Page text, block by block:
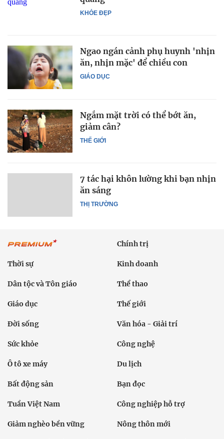
KHỎE ĐẸP
GIÁO DỤC
Ngao ngán cảnh phụ huynh 'nhịn
ăn, nhịn mặc' để chiều con
THẾ GIỚI
Ngắm mặt trời có thể bớt ăn,
giảm cân?
THỊ TRƯỜNG
7 tác hại khôn lường khi bạn nhịn
ăn sáng
Chính trị
Thời sự Kinh doanh
Dân tộc và Tôn giáo Thể thao
Giáo dục Thế giới
Đời sống Văn hóa - Giải trí
Sức khỏe Công nghệ
Ô tô xe máy Du lịch
Bất động sản Bạn đọc
Tuần Việt Nam Công nghiệp hỗ trợ
Giảm nghèo bền vững Nông thôn mới